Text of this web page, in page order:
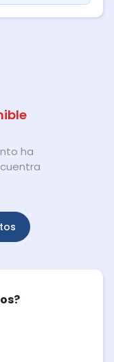
ha